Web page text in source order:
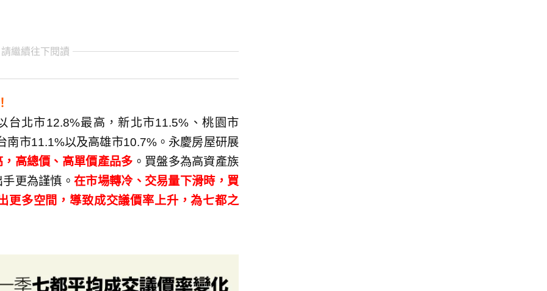
繼續往下閱讀
台北市12.8%最高，新北市11.5%、桃園市
南市11.1%以及高雄市10.7%。永慶房屋研展
高總價、高單價產品多 。買盤多為高資產族
更為謹慎。在市場轉冷、交易量下滑時，買
更多空間，導致成交議價率上升，為七都之